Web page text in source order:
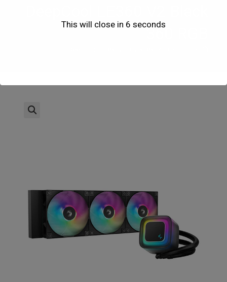
360 RGB
This will close in 5 seconds